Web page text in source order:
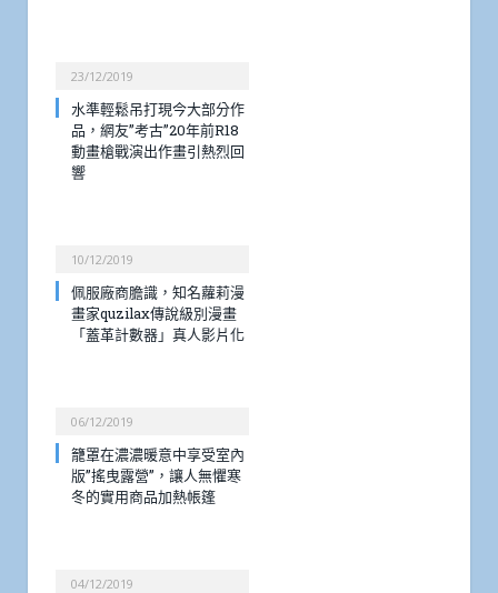
23/12/2019
水準輕鬆吊打現今大部分作
品，網友”考古”20年前R18
動畫槍戰演出作畫引熱烈回
響
10/12/2019
佩服廠商膽識，知名蘿莉漫
畫家quzilax傳說級別漫畫
「蓋革計數器」真人影片化
06/12/2019
籠罩在濃濃暖意中享受室內
版”搖曳露營”，讓人無懼寒
冬的實用商品加熱帳篷
04/12/2019